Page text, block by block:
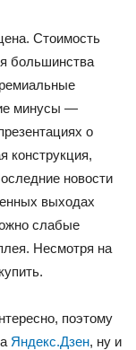
Стоимость
большинства
минусы —
о
конструкция,
новости
выходах
слабые
Несмотря на
поэтому
Яндекс.Дзен, ну и